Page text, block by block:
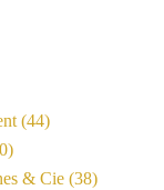
(44)
& Cie (38)